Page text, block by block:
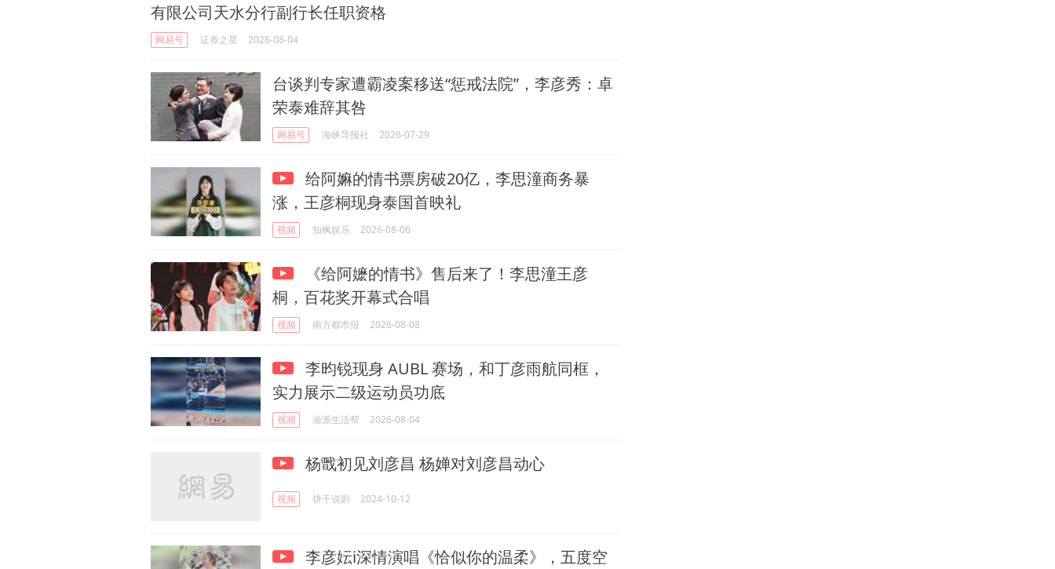
有限公司天水分行副行长任职资格
网易号 证券之星 2026-08-04
台谈判专家遭霸凌案移送“惩戒法院”，李彦秀：卓
荣泰难辞其咎
网易号 海峡导报社 2026-07-29
给阿嫲的情书票房破20亿，李思潼商务暴
涨，王彦桐现身泰国首映礼
视频 知枫娱乐 2026-08-06
《给阿嬷的情书》售后来了！李思潼王彦
桐，百花奖开幕式合唱
视频 南方都市报 2026-08-08
李昀锐现身 AUBL 赛场，和丁彦雨航同框，
实力展示二级运动员功底
视频 渝派生活帮 2026-08-04
杨戬初见刘彦昌 杨婵对刘彦昌动心
视频 饼干说剧 2024-10-12
李彦妘i深情演唱《恰似你的温柔》，五度空